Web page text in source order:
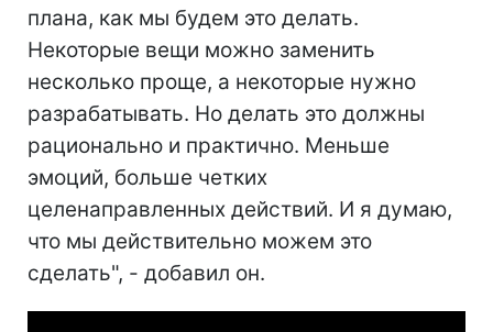
плана, как мы будем это делать.
Некоторые вещи можно заменить
несколько проще, а некоторые нужно
разрабатывать. Но делать это должны
рационально и практично. Меньше
эмоций, больше четких
целенаправленных действий. И я думаю,
что мы действительно можем это
сделать", - добавил он.